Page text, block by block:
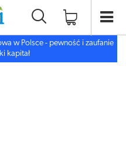
w Polsce - pewność i zaufanie
kapitał